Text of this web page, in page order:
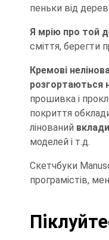
пеньки від
Я мрію про той
сміття, берегти
Кремові
розгортаються
прошивка і
покриття
лінований
моделей і т.д.
Скетчбуки
програмістів,